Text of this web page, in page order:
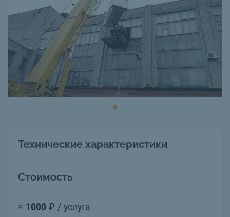
Технические характеристики
Стоимость
≈ 1000 ₽ / услуга